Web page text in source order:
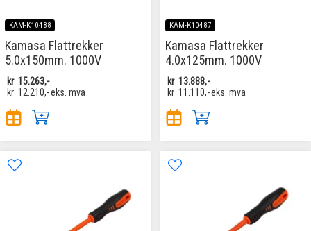
KAM-K10488
Kamasa Flattrekker
5.0x150mm. 1000V
kr 15.263,-
kr 12.210,-eks. mva
KAM-K10487
Kamasa Flattrekker
4.0x125mm. 1000V
kr 13.888,-
kr 11.110,-eks. mva